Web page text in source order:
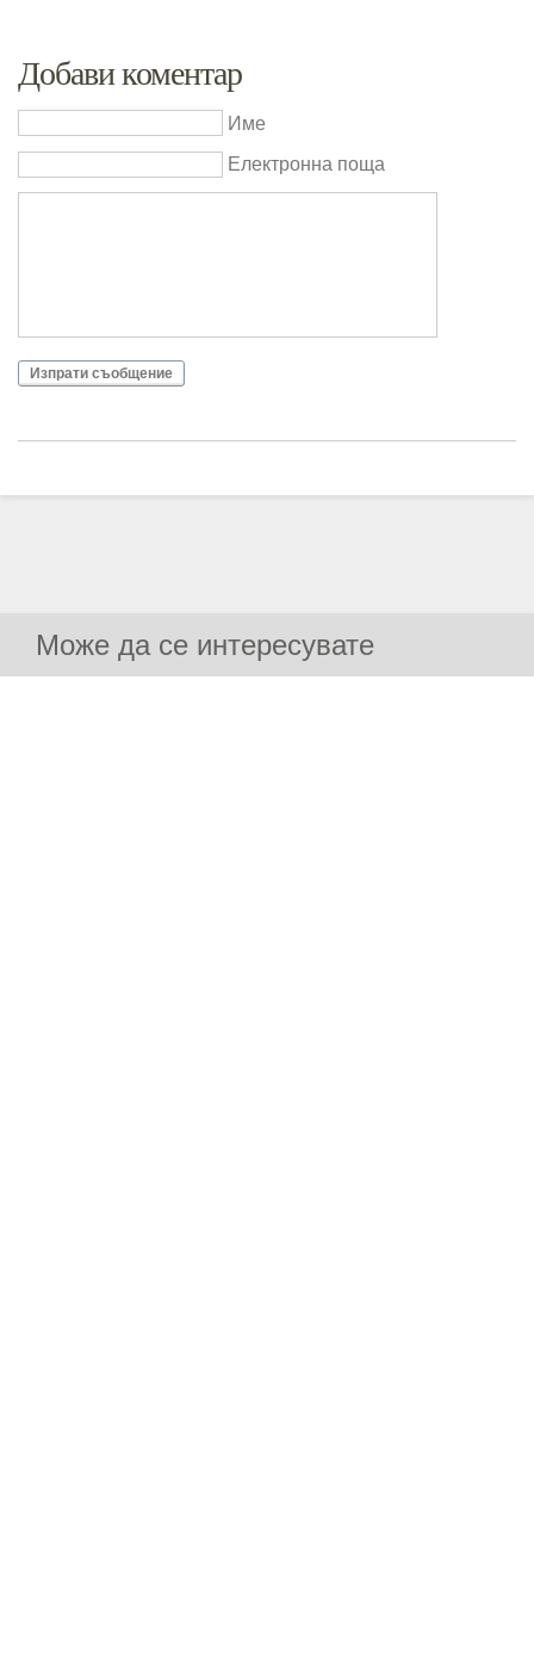
Добави коментар
Име
Електронна поща
Изпрати съобщение
Може да се интересувате